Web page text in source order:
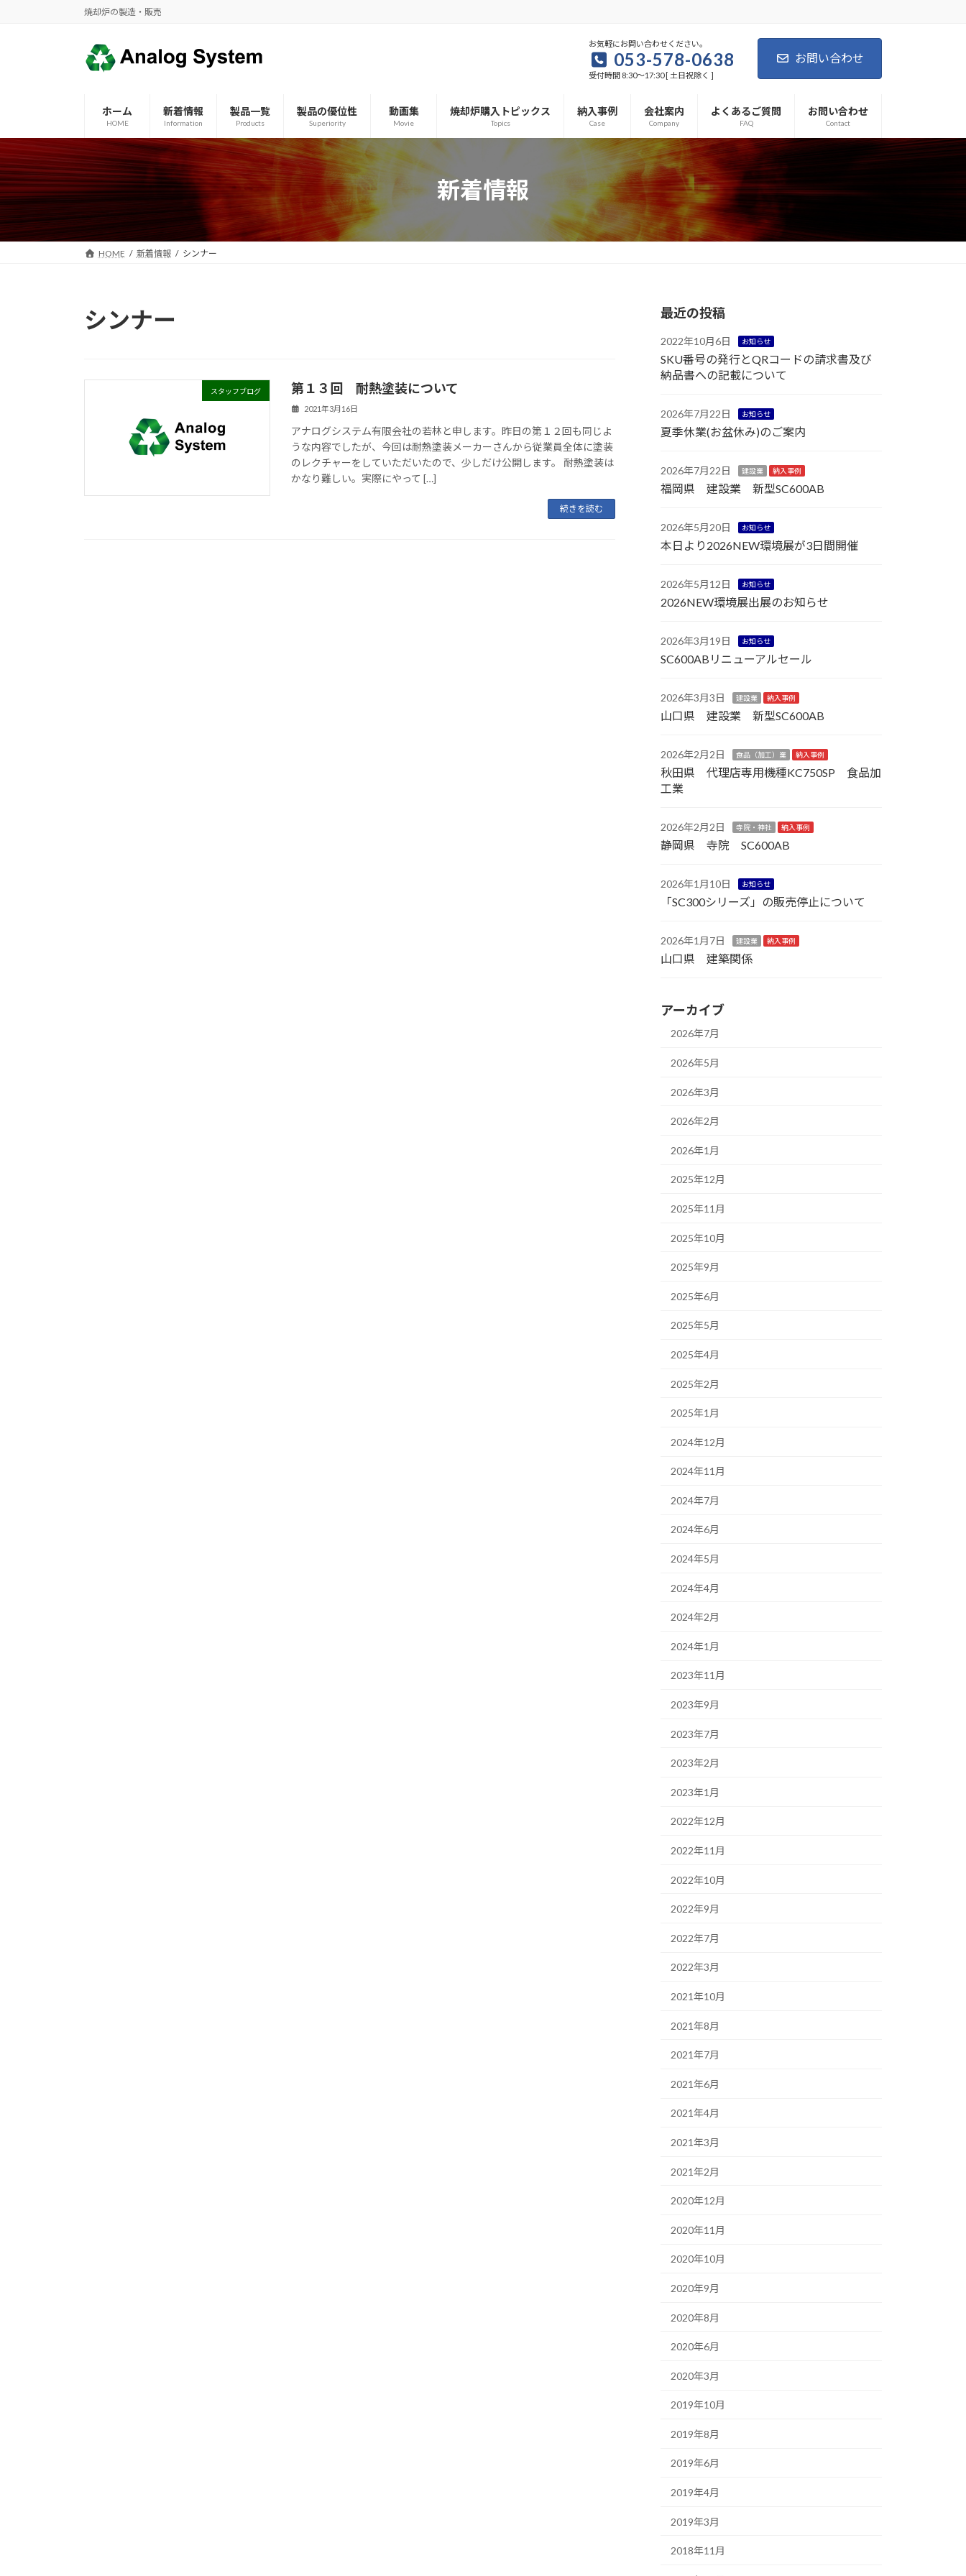
プ
動
焼却炉の製造・販売
お気軽にお問い合わせください。
053-578-0638
受付時間 8:30～17:30 [ 土日祝除く ]
お問い合わせ
ホーム
HOME
新着情報
Information
製品一覧
Products
製品の優位性
Superiority
動画集
Movie
焼却炉購入トピックス
Topics
納入事例
Case
会社案内
Company
よくあるご質問
FAQ
お問い合わせ
Contact
新着情報
HOME 新着情報 シンナー
シンナー
スタッフブログ 第１３回 耐熱塗装について
2021年3月16日
アナログシステム有限会社の若林と申します。昨日の第１２回も同じよ
うな内容でしたが、今回は耐熱塗装メーカーさんから従業員全体に塗装
のレクチャーをしていただいたので、少しだけ公開します。 耐熱塗装は
かなり難しい。実際にやって […]
続きを読む
最近の投稿
2022年10月6日 お知らせ
SKU番号の発行とQRコードの請求書及び
納品書への記載について
2026年7月22日 お知らせ
夏季休業(お盆休み)のご案内
2026年7月22日 建設業 納入事例
福岡県 建設業 新型SC600AB
2026年5月20日 お知らせ
本日より2026NEW環境展が3日間開催
2026年5月12日 お知らせ
2026NEW環境展出展のお知らせ
2026年3月19日 お知らせ
SC600ABリニューアルセール
2026年3月3日 建設業 納入事例
山口県 建設業 新型SC600AB
2026年2月2日 食品（加工）業 納入事例
秋田県 代理店専用機種KC750SP 食品加
工業
2026年2月2日 寺院・神社 納入事例
静岡県 寺院 SC600AB
2026年1月10日 お知らせ
「SC300シリーズ」の販売停止について
2026年1月7日 建設業 納入事例
山口県 建築関係
アーカイブ
2026年7月
2026年5月
2026年3月
2026年2月
2026年1月
2025年12月
2025年11月
2025年10月
2025年9月
2025年6月
2025年5月
2025年4月
2025年2月
2025年1月
2024年12月
2024年11月
2024年7月
2024年6月
2024年5月
2024年4月
2024年2月
2024年1月
2023年11月
2023年9月
2023年7月
2023年2月
2023年1月
2022年12月
2022年11月
2022年10月
2022年9月
2022年7月
2022年3月
2021年10月
2021年8月
2021年7月
2021年6月
2021年4月
2021年3月
2021年2月
2020年12月
2020年11月
2020年10月
2020年9月
2020年8月
2020年6月
2020年3月
2019年10月
2019年8月
2019年6月
2019年4月
2019年3月
2018年11月